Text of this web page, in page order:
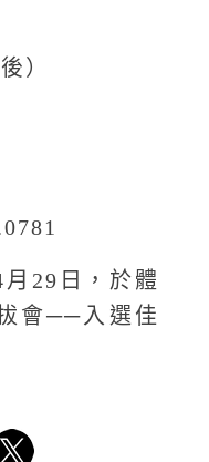
）
月29日，於體
會──入選佳